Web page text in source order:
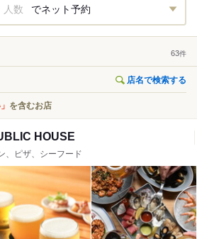
人数 でネット予約
63件
店名で検索する
を含むお店
HOUSE
、ピザ、シーフード